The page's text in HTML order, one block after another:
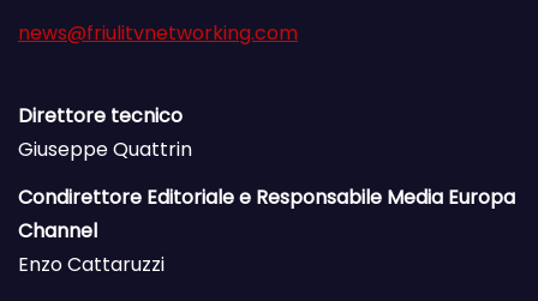
news@friulitvnetworking.com
Direttore tecnico
Giuseppe Quattrin
Condirettore Editoriale e Responsabile Media Europa
Channel
Enzo Cattaruzzi